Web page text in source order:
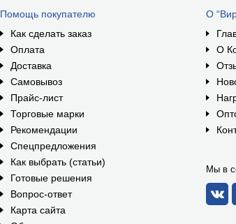
Помощь покупателю
Как сделать заказ
Оплата
Доставка
Самовывоз
Прайс-лист
Торговые марки
Рекомендации
Спецпредложения
Как выбрать (статьи)
Готовые решения
Вопрос-ответ
Карта сайта
О
О
Мы в